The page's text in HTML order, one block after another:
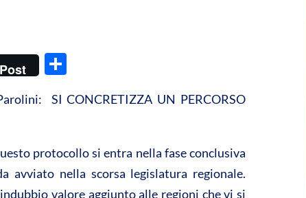
Post
n
vi
di
SI CONCRETIZZA UN PERCORSO
protocollo si entra nella fase conclusiva
avviato nella scorsa legislatura regionale.
valore aggiunto alle regioni che vi si